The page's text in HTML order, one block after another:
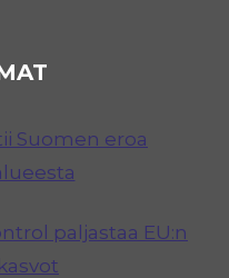
Suomen eroa
paljastaa EU:n